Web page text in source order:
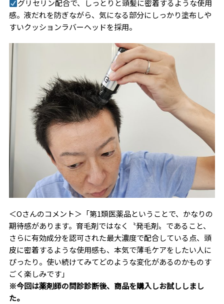
グリセリン配合で、しっとりと頭髪に密着するような使用
感。液だれを防ぎながら、気になる部分にしっかり塗布しや
すいクッションラバーヘッドを採用。
＜Oさんのコメント＞「第1類医薬品ということで、かなりの
期待感があります。育毛剤ではなく〝発毛剤〟であること、
さらに有効成分を認可された最大濃度で配合している点、頭
皮に密着するような使用感も、本気で薄毛ケアをしたい人に
ぴったり。使い続けてみてどのような変化があるのかものす
ごく楽しみです」
※今回は薬剤師の問診診断後、商品を購入しお試ししまし
た。